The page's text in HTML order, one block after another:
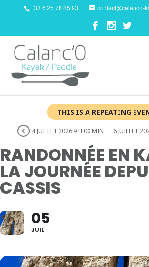
+33 6 25 78 85 93 contact@calanco-
THIS IS A REPEATING
4 JUILLET 2026 9 H 00 MIN 6 JUILLET
RANDONNÉE EN
LA JOURNÉE
CASSIS
05
JUIL